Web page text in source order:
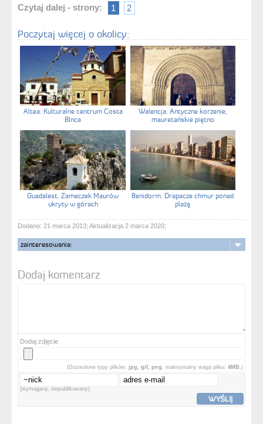
Czytaj dalej - strony: 1 2
Poczytaj więcej o okolicy:
Altea. Kulturalne centrum Costa
Blnca
Walencja. Antyczne korzenie,
mauretańskie piętno
Guadalest. Zameczek Maurów
ukryty w górach
Benidorm. Drapacze chmur ponad
plażą
Dodano: 21 marca 2013; Aktualizacja 2 marca 2020;
zainteresowania:
Dodaj komentarz
Dodaj zdjęcie
(Dozwolone typy plików: jpg, gif, png , maksymalny waga pliku: 4MB.)
(wymagany, niepublikowany)
WYŚLIJ